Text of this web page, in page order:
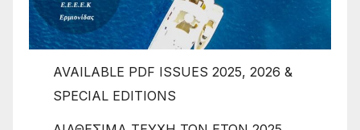
AVAILABLE PDF ISSUES 2025, 2026 &
SPECIAL EDITIONS